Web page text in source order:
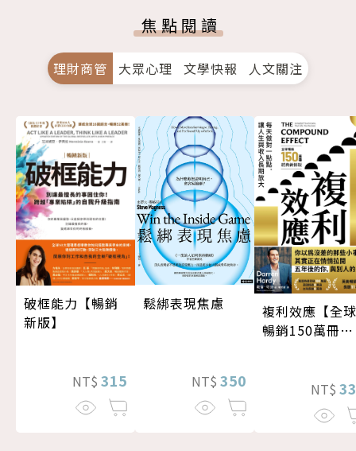
焦點閱讀
理財商管 大眾心理 文學快報 人文關注
破框能力【暢銷
新版】
NT$ 315
鬆綁表現焦慮
NT$ 350
複利效應【全球
暢銷150萬冊・
NT$